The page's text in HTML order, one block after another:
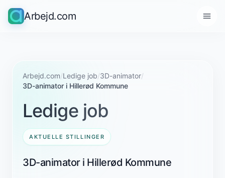
Arbejd.com
Arbejd.com/Ledige job/3D-animator/
3D-animator i Hillerød Kommune
Ledige job
AKTUELLE STILLINGER
3D-animator i Hillerød Kommune